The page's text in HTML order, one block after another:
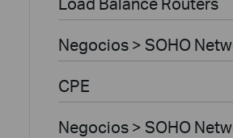
Negocios > SOHO
CPE
Negocios > SOHO